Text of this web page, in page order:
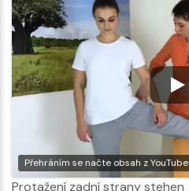
Přehráním se načte obsah z YouTube
Protažení zadní strany stehen